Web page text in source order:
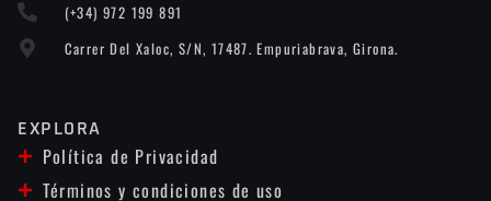
(+34) 972 199 891
Carrer Del Xaloc, S/n, 17487. Empuriabrava, Girona.
EXPLORA
Política de Privacidad
Términos y condiciones de uso